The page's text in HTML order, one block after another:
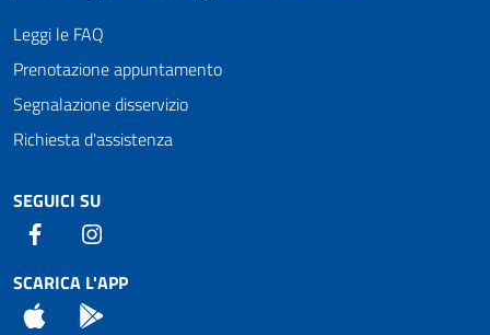
Leggi le FAQ
Prenotazione appuntamento
Segnalazione disservizio
Richiesta d'assistenza
SEGUICI SU
Facebook
SCARICA L'APP
App Store